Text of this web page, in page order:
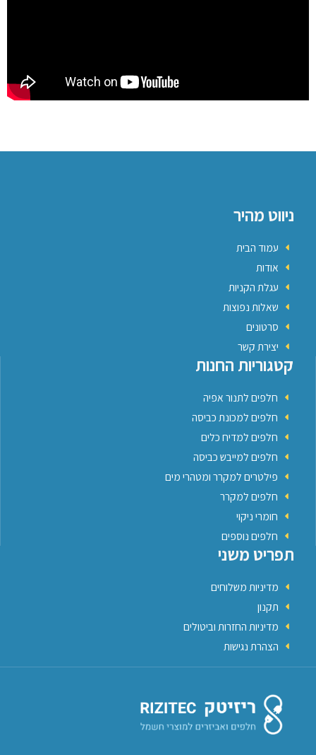
ניווט מהיר
עמוד הבית
אודות
עגלת הקניות
שאלות נפוצות
סרטונים
יצירת קשר
קטגוריות החנות
חלפים לתנור אפיה
חלפים למכונת כביסה
חלפים למדיח כלים
חלפים למייבש כביסה
פילטרים למקרר ומטהרי מים
חלפים למקרר
חומרי ניקוי
חלפים נוספים
תפריט משני
מדיניות משלוחים
תקנון
מדיניות החזרות וביטולים
הצהרת נגישות